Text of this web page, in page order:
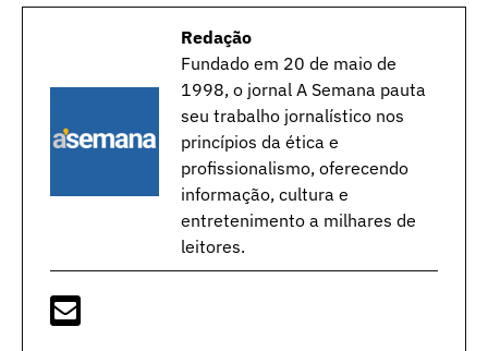
Redação
Fundado em 20 de maio de
1998, o jornal A Semana pauta
seu trabalho jornalístico nos
princípios da ética e
profissionalismo, oferecendo
informação, cultura e
entretenimento a milhares de
leitores.